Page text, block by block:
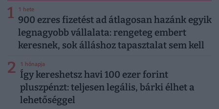
1 1 hete
900 ezres fizetést ad átlagosan hazánk egyik
legnagyobb vállalata: rengeteg embert
keresnek, sok álláshoz tapasztalat sem kell
2 1 hónapja
Így kereshetsz havi 100 ezer forint
pluszpénzt: teljesen legális, bárki élhet a
lehetőséggel